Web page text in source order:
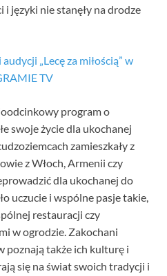
języki nie stanęły na drodze
„Lecę za miłością” w
TV
program o
swoje życie dla ukochanej
zamieszkały z
z Włoch, Armenii czy
dla ukochanej do
uczucie i wspólne pasje takie,
restauracji czy
w ogrodzie. Zakochani
poznają także ich kulturę i
się na świat swoich tradycji i